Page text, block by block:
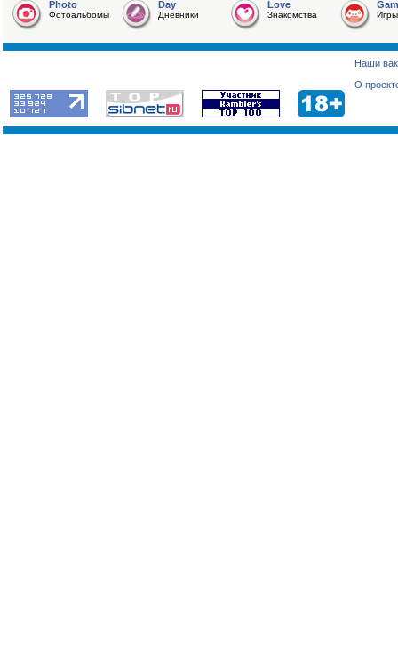
Photo
Фотоальбомы
Day
Дневники
Love
Знакомства Игры
Наши
О